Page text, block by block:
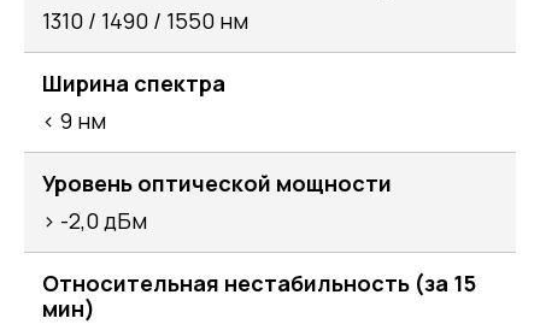
1310 / 1490 / 1550 нм
Ширина спектра
< 9 нм
Уровень оптической мощности
> -2,0 дБм
Относительная нестабильность (за 15
мин)